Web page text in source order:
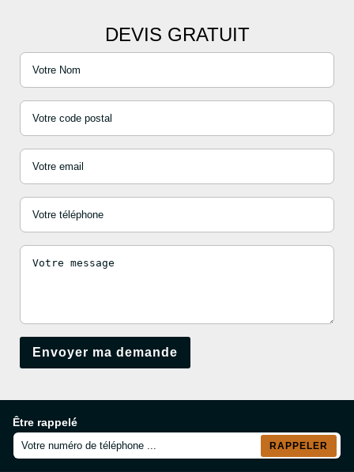
DEVIS GRATUIT
Être rappelé